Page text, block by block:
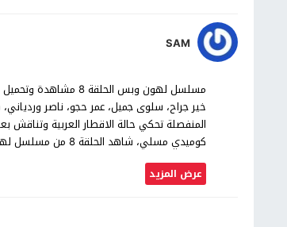
SAM
خير جراح، سلوى جميل، عمر حجو، ناصر
المنفصلة تحكي حالة الاقطار العربية وتناقش
كوميدي مسلي، شاهد الحلقة 8 من مسلسل لهون وبس بجودة عالية حصرياً على موقع شاهد اون لاين.
عرض المزيد